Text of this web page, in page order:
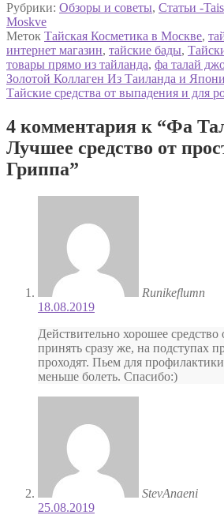
Рубрики: Обзоры и советы, Статьи -
Moskve
Меток Тайская Косметика в Москве,
интернет магазин, тайские бады,
товары прямо из тайланда, фа талай
Навигация
по
записям
Предыдущая
запись:
Золотой Коллаген Из Таиланда и
Следующая
Тайские средства от выпадения и для
4 комментария к “Фа
Лучшее средство от
Гриппа”
Runikeflumn
18.08.2019
Действительно хорошее
принять сразу же, на подступах
проходят. Пьем для
меньше болеть. Спасибо:)
StevAnaeni
25.08.2019